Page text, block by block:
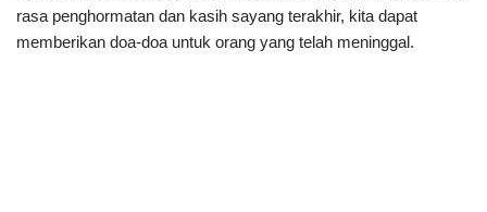
rasa penghormatan dan kasih sayang terakhir, kita dapat
memberikan doa-doa untuk orang yang telah meninggal.